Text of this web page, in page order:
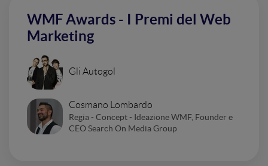
WMF Awards - I Premi del Web
Marketing
Gli Autogol
Cosmano Lombardo
Regia - Concept - Ideazione WMF, Founder e
CEO Search On Media Group